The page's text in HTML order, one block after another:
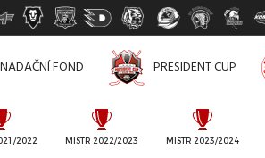
NADAČNÍ FOND PRESIDENT CUP
2022 MISTR 2022/2023 MISTR 2023/2024